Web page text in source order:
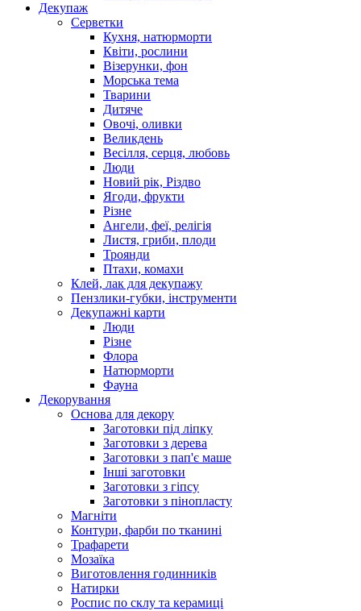
Декупаж
Серветки
Кухня, натюрморти
Квіти, рослини
Візерунки, фон
Морська тема
Тварини
Дитяче
Овочі, оливки
Великдень
Весілля, серця, любовь
Люди
Новий рік, Різдво
Ягоди, фрукти
Різне
Ангели, феї, релігія
Листя, гриби, плоди
Троянди
Птахи, комахи
Клей, лак для декупажу
Пензлики-губки, інструменти
Декупажні карти
Люди
Різне
Флора
Натюрморти
Фауна
Декорування
Основа для декору
Заготовки під ліпку
Заготовки з дерева
Заготовки з пап'є маше
Інші заготовки
Заготовки з гіпсу
Заготовки з пінопласту
Магніти
Контури, фарби по тканині
Трафарети
Мозаїка
Виготовлення годинників
Натирки
Роспис по склу та керамиці